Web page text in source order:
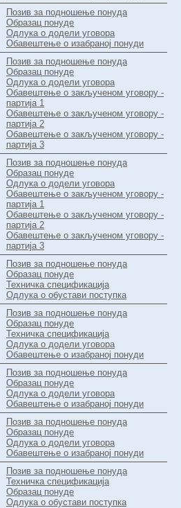
Позив за подношење понуда
Образац понуде
Одлука о додели уговора
Обавештење о изабраној понуди
Позив за подношење понуда
Образац понуде
Одлука о додели уговора
Обавештење о закљученом уговору -
партија 1
Обавештење о закљученом уговору -
партија 2
Обавештење о закљученом уговору -
партија 3
Позив за подношење понуда
Образац понуде
Одлука о додели уговора
Обавештење о закљученом уговору -
партија 1
Обавештење о закљученом уговору -
партија 2
Обавештење о закљученом уговору -
партија 3
Позив за подношење понуда
Образац понуде
Техничка спецификација
Одлука о обустави поступка
Позив за подношење понуда
Образац понуде
Техничка спецификација
Одлука о додели уговора
Обавештење о изабраној понуди
Позив за подношење понуда
Образац понуде
Одлука о додели уговора
Обавештење о изабраној понуди
Позив за подношење понуда
Образац понуде
Одлука о додели уговора
Обавештење о изабраној понуди
Позив за подношење понуда
Техничка спецификација
Образац понуде
Одлука о обустави поступка